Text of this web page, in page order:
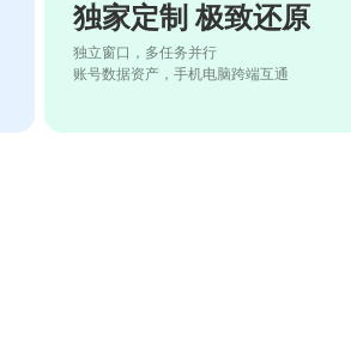
独家定制 极致还原
独立窗口，多任务并行
账号数据资产，手机电脑跨端互通